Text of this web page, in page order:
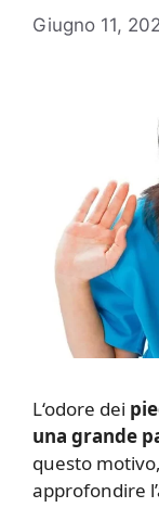
Giugno 11,
L‘odore dei
una grande
questo
approfondire